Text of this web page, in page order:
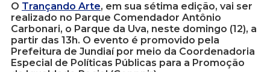
O Trançando Arte, em sua sétima edição, vai ser
realizado no Parque Comendador Antônio
Carbonari, o Parque da Uva, neste domingo (12), a
partir das 13h. O evento é promovido pela
Prefeitura de Jundiaí por meio da Coordenadoria
Especial de Políticas Públicas para a Promoção